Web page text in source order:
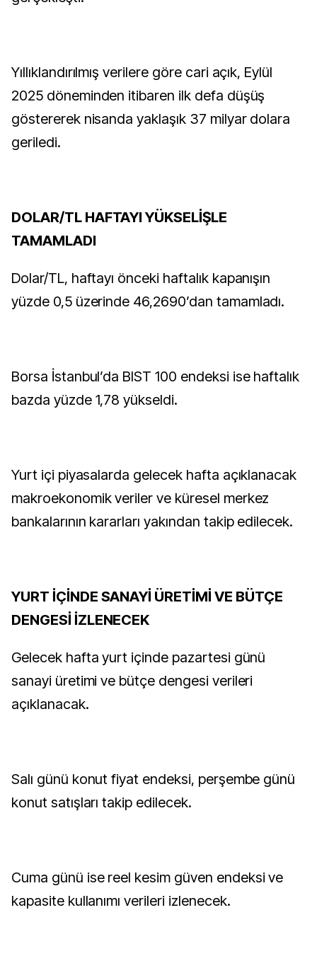
Yıllıklandırılmış verilere göre cari açık, Eylül
2025 döneminden itibaren ilk defa düşüş
göstererek nisanda yaklaşık 37 milyar dolara
geriledi.
DOLAR/TL HAFTAYI YÜKSELİŞLE
TAMAMLADI
Dolar/TL, haftayı önceki haftalık kapanışın
yüzde 0,5 üzerinde 46,2690’dan tamamladı.
Borsa İstanbul’da BIST 100 endeksi ise haftalık
bazda yüzde 1,78 yükseldi.
Yurt içi piyasalarda gelecek hafta açıklanacak
makroekonomik veriler ve küresel merkez
bankalarının kararları yakından takip edilecek.
YURT İÇİNDE SANAYİ ÜRETİMİ VE BÜTÇE
DENGESİ İZLENECEK
Gelecek hafta yurt içinde pazartesi günü
sanayi üretimi ve bütçe dengesi verileri
açıklanacak.
Salı günü konut fiyat endeksi, perşembe günü
konut satışları takip edilecek.
Cuma günü ise reel kesim güven endeksi ve
kapasite kullanımı verileri izlenecek.